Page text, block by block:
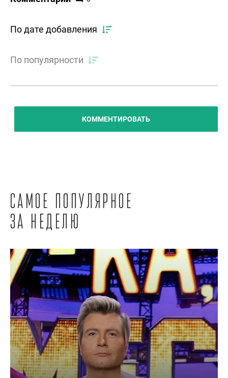
По дате добавления
По популярности
КОММЕНТИРОВАТЬ
Самое популярное
за неделю